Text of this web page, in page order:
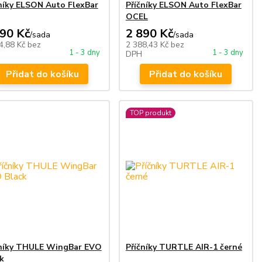
ELSON Auto FlexBar
Kč/sada
Kč bez
1 - 3 dny
Přidat do košíku
Příčníky ELSON Auto FlexBar
OCEL
2 890 Kč/sada
2 388,43 Kč bez
DPH
1 - 3 dny
Přidat do košíku
THULE WingBar EVO
TOP produkt
Příčníky TURTLE AIR-1 černé